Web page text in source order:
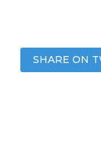
SHARE ON